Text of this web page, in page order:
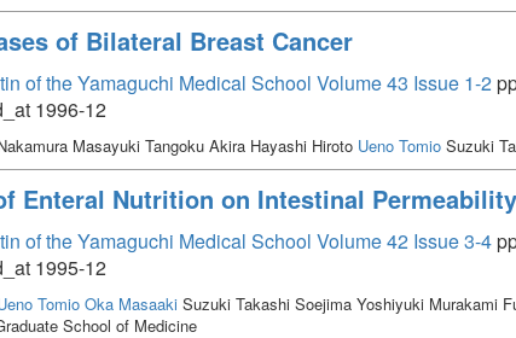
of Bilateral Breast Cancer
of the Yamaguchi Medical School Volume 43 Issue 1-2
1996-12
Masayuki Tangoku Akira Hayashi Hiroto Ueno Tomio Suzuki
Enteral Nutrition on Intestinal
of the Yamaguchi Medical School Volume 42 Issue 3-4
1995-12
Tomio Oka Masaaki Suzuki Takashi Soejima Yoshiyuki Murakami
School of Medicine